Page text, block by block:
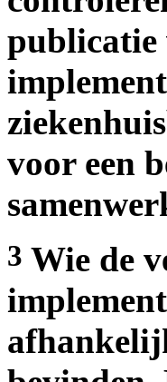
voor een
3 Wie de